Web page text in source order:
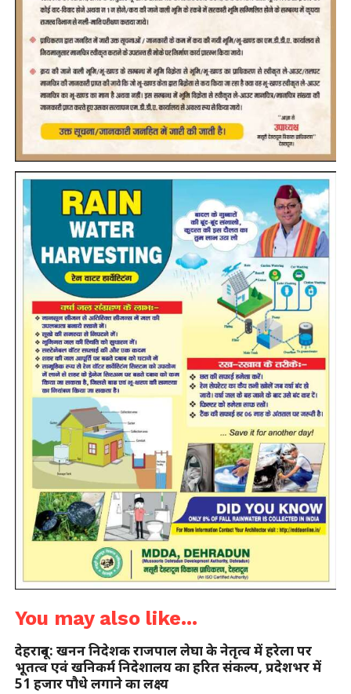
You may also like...
देहरादून: खनन निदेशक राजपाल लेघा के नेतृत्व में हरेला पर
भूतत्व एवं खनिकर्म निदेशालय का हरित संकल्प, प्रदेशभर में
51 हजार पौधे लगाने का लक्ष्य